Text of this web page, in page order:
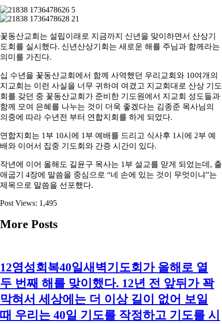
꽃동산교회는 설립이래로 지금까지 신년을 맞이하면서 산상기
도회를 실시했다. 신년산상기회는 새로운 해를 주님과 함께라는
의미를 가진다.
십 수년을 꽃동산교회에서 함께 사역했던 우리교회와 10여개의
지교회는 이런 사실을 너무 귀하여 여겼고 지교회대로 산상 기도
회를 갖던 중 꽃동산교회가 준비한 기도원에서 지교회 성도들과
함께 모여 은혜를 나누는 것이 더욱 좋겠다는 김종준 목사님의
의중에 따라 수년전 부터 연합지회를 하게 되었다.
연합지회는 1부 10시에 1부 예배를 드리고 식사후 1시에 2부 예
배와 이어서 집중 기도회와 간증 시간이 있다.
작년에 이어 올해도 길윤구 목사는 1부 설교를 맏게 되었는데, 출
애굽기 4장에 말씀을 중심으로 “네 손에 있는 것이 무엇이냐”는
제목으로 말씀을 선포했다.
Post Views: 1,495
More Posts
12영성회복40일새벽기도회가 올해로 열
두 번째 해를 맞이했다. 12년 전 앞뒤가 꽉
막혀서 세상에는 더 이상 길이 없어 보일
때 우리는 40일 기도를 작정하고 기도를 시